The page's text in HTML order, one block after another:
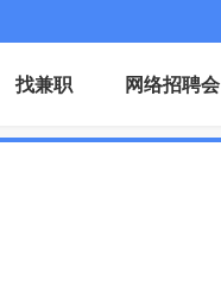
找兼职 网络招聘会